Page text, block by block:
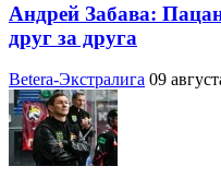
Андрей Забава:
друг за друга
Betera-Экстралига 09